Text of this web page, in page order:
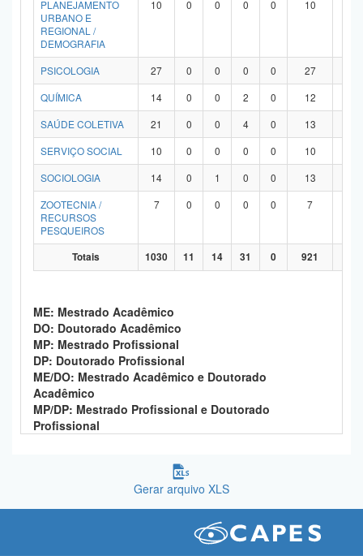
PLANEJAMENTO
URBANO E
REGIONAL /
DEMOGRAFIA
10 0 0 0 0 10
PSICOLOGIA 27 0 0 0 0 27
QUÍMICA
14 0 0 2 0 12
SAÚDE COLETIVA
21 0 0 4 0 13
SERVIÇO SOCIAL
10 0 0 0 0 10
SOCIOLOGIA
14 0 1 0 0 13
ZOOTECNIA /
RECURSOS
PESQUEIROS
7 0 0 0 0 7
Totais 1030 11 14 31 0 921
ME: Mestrado Acadêmico
DO: Doutorado Acadêmico
MP: Mestrado Profissional
DP: Doutorado Profissional
ME/DO: Mestrado Acadêmico e Doutorado
Acadêmico
MP/DP: Mestrado Profissional e Doutorado
Profissional
Gerar arquivo XLS